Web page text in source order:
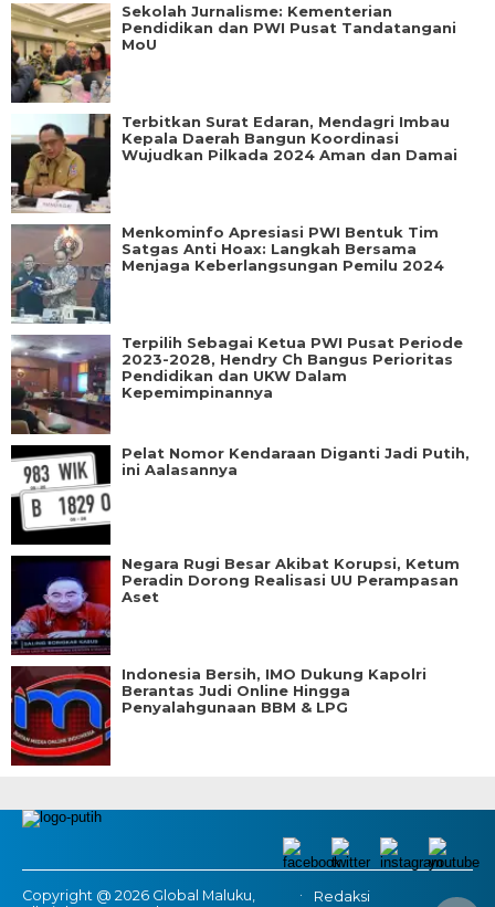
Sekolah Jurnalisme: Kementerian
Pendidikan dan PWI Pusat Tandatangani
MoU
Terbitkan Surat Edaran, Mendagri Imbau
Kepala Daerah Bangun Koordinasi
Wujudkan Pilkada 2024 Aman dan Damai
Menkominfo Apresiasi PWI Bentuk Tim
Satgas Anti Hoax: Langkah Bersama
Menjaga Keberlangsungan Pemilu 2024
Terpilih Sebagai Ketua PWI Pusat Periode
2023-2028, Hendry Ch Bangus Perioritas
Pendidikan dan UKW Dalam
Kepemimpinannya
Pelat Nomor Kendaraan Diganti Jadi Putih,
ini Aalasannya
Negara Rugi Besar Akibat Korupsi, Ketum
Peradin Dorong Realisasi UU Perampasan
Aset
Indonesia Bersih, IMO Dukung Kapolri
Berantas Judi Online Hingga
Penyalahgunaan BBM & LPG
Copyright @ 2026 Global Maluku,
Redaksi